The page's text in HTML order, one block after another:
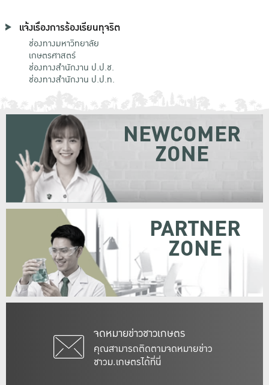
แจ้งเรื่องการร้องเรียนทุจริต
ช่องทางมหาวิทยาลัย
เกษตรศาสตร์
ช่องทางสำนักงาน ป.ป.ช.
ช่องทางสำนักงาน ป.ป.ท.
จดหมายข่าวชาวเกษตร
คุณสามารถติดตามจดหมายข่าว
ชาวม.เกษตรได้ที่นี่
NEWCOMER
ZONE
PARTNER
ZONE